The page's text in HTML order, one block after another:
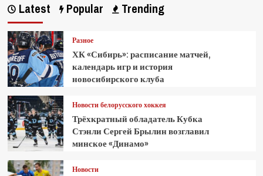
Latest Popular Trending
Разное
ХК «Сибирь»: расписание матчей,
календарь игр и история
новосибирского клуба
Новости белорусского хоккея
Трёхкратный обладатель Кубка
Стэнли Сергей Брылин возглавил
минское «Динамо»
Новости